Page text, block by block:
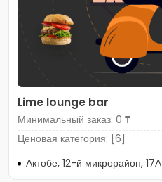
Lime lounge bar
Минимальный заказ: 0 ₸
Ценовая категория: [6]
Актобе, 12-й микрорайон, 17А